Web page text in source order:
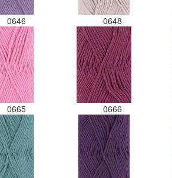
0646 0648
0665 0666